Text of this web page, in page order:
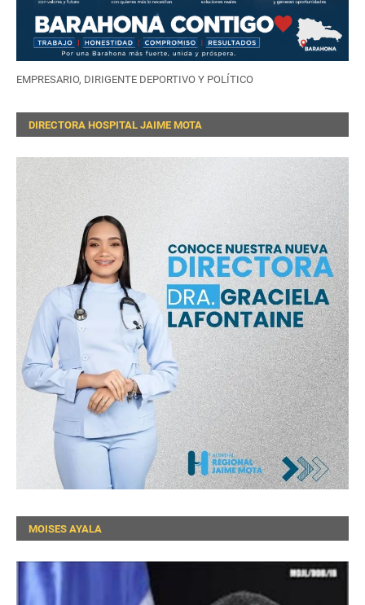
EMPRESARIO, DIRIGENTE DEPORTIVO Y POLÍTICO
DIRECTORA HOSPITAL JAIME MOTA
MOISES AYALA